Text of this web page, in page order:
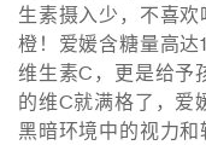
生素摄入少，不喜
橙！爱媛含糖量高达
维生素C，更是给予
的维C就满格了，爱
黑暗环境中的视力